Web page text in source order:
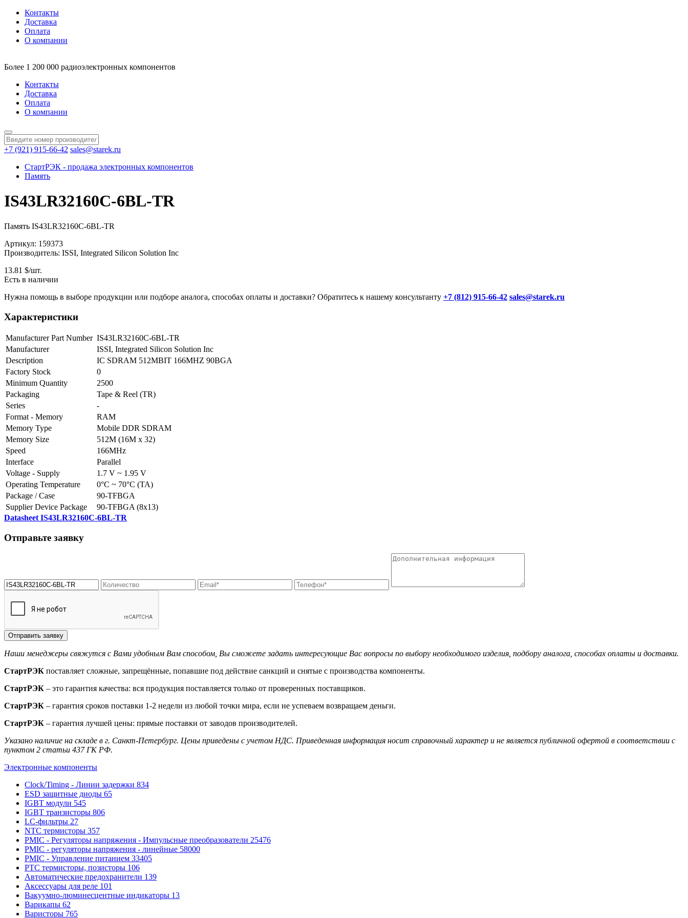
Контакты
Доставка
Оплата
О компании
Более 1 200 000 радиоэлектронных компонентов
Контакты
Доставка
Оплата
О компании
+7 (921) 915-66-42 sales@starek.ru
СтартРЭК - продажа электронных компонентов
Память
IS43LR32160C-6BL-TR
Память IS43LR32160C-6BL-TR
Артикул: 159373
Производитель: ISSI, Integrated Silicon Solution Inc
13.81 $/шт.
Есть в наличии
Нужна помощь в выборе продукции или подборе аналога, способах оплаты и доставки? Обратитесь к нашему консультанту +7 (812) 915-66-42 sales@starek.ru
Характеристики
Manufacturer Part Number IS43LR32160C-6BL-TR
Manufacturer
ISSI, Integrated Silicon Solution Inc
Description
IC SDRAM 512MBIT 166MHZ 90BGA
Factory Stock
0
Minimum Quantity
2500
Packaging
Tape & Reel (TR)
Series
-
Format - Memory
RAM
Memory Type
Mobile DDR SDRAM
Memory Size
512M (16M x 32)
Speed
166MHz
Interface
Parallel
Voltage - Supply
1.7 V ~ 1.95 V
Operating Temperature
0°C ~ 70°C (TA)
Package / Case
90-TFBGA
Supplier Device Package
90-TFBGA (8x13)
Datasheet IS43LR32160C-6BL-TR
Отправьте заявку
Отправить заявку
Наши менеджеры свяжутся с Вами удобным Вам способом, Вы сможете задать интересующие Вас вопросы по выбору необходимого изделия, подбору аналога, способах оплаты и доставки.
СтартРЭК поставляет сложные, запрещённые, попавшие под действие санкций и снятые с производства компоненты.
СтартРЭК – это гарантия качества: вся продукция поставляется только от проверенных поставщиков.
СтартРЭК – гарантия сроков поставки 1-2 недели из любой точки мира, если не успеваем возвращаем деньги.
СтартРЭК – гарантия лучшей цены: прямые поставки от заводов производителей.
Указано наличие на складе в г. Санкт-Петербург. Цены приведены с учетом НДС. Приведенная информация носит справочный характер и не является публичной офертой в соответствии с
пунктом 2 статьи 437 ГК РФ.
Электронные компоненты
Clock/Timing - Линии задержки 834
ESD защитные диоды 65
IGBT модули 545
IGBT транзисторы 806
LC-фильтры 27
NTC термисторы 357
PMIC - Регуляторы напряжения - Импульсные преобразователи 25476
PMIC - регуляторы напряжения - линейные 58000
PMIC - Управление питанием 33405
PTC термисторы, позисторы 106
Автоматические предохранители 139
Аксессуары для реле 101
Вакуумно-люминесцентные индикаторы 13
Варикапы 62
Варисторы 765